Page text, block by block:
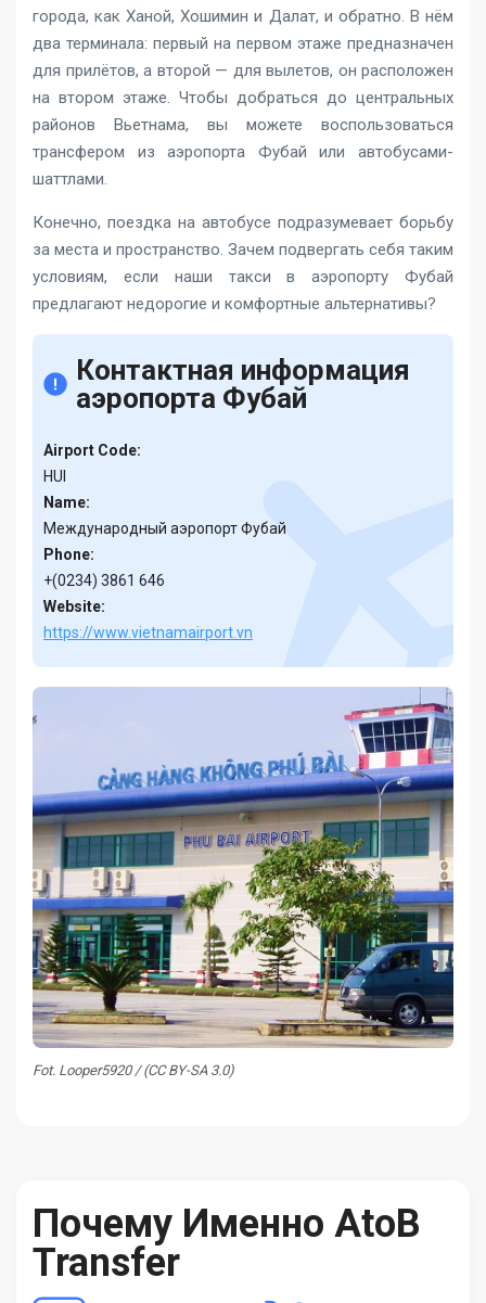
города, как Ханой, Хошимин и Далат, и обратно. В нём
два терминала: первый на первом этаже предназначен
для прилётов, а второй — для вылетов, он расположен
на втором этаже. Чтобы добраться до центральных
районов Вьетнама, вы можете воспользоваться
трансфером из аэропорта Фубай или автобусами-
шаттлами.
Конечно, поездка на автобусе подразумевает борьбу
за места и пространство. Зачем подвергать себя таким
условиям, если наши такси в аэропорту Фубай
предлагают недорогие и комфортные альтернативы?
Контактная информация
аэропорта Фубай
Airport Code:
HUI
Name:
Международный аэропорт Фубай
Phone:
+(0234) 3861 646
Website:
https://www.vietnamairport.vn
Fot. Looper5920 / (CC BY-SA 3.0)
Почему Именно AtoB
Transfer